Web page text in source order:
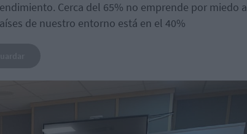
Cerca del 65% no emprende por miedo a
de nuestro entorno está en el 40%